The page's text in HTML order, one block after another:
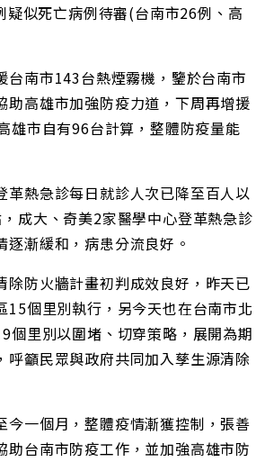
疑似死亡病例待審(台南市26例、高
南市143台熱煙霧機，鑒於台南市
助高雄市加強防疫力道，下周再增援
雄市自有96台計算，整體防疫量能
熱急診每日就診人次已降至百人以
成大、奇美2家醫學中心登革熱急診
逐漸緩和，病患分流良好。
防火牆計畫初判成效良好，昨天已
15個里別執行，另今天也在台南市北
個里別以圍堵、切穿策略，展開為期
呼籲民眾與政府共同加入孳生源清除
一個月，整體疫情漸獲控制，張善
助台南市防疫工作，並加強高雄市防